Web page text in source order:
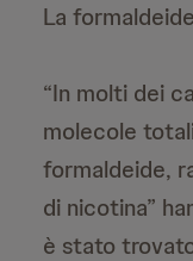
La
“In molti dei
molecole
formaldeide,
di nicotina”
è stato